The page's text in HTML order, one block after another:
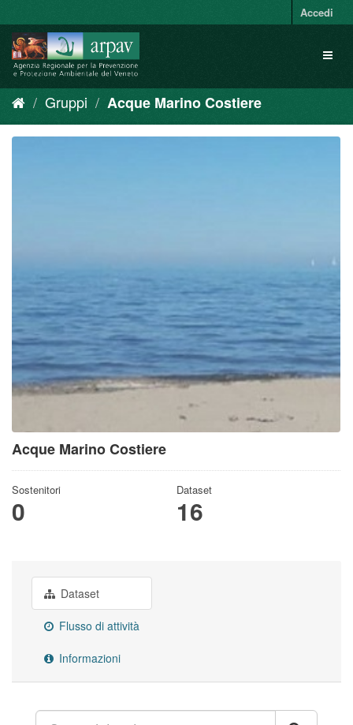
al
contenuto
Accedi
Gruppi Acque Marino Costiere
Acque Marino Costiere
Sostenitori
0
Dataset
16
Dataset
Flusso di attività
Informazioni